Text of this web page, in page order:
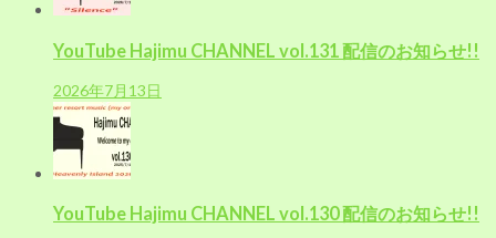
YouTube Hajimu CHANNEL vol.131 配信のお知らせ!!
2026年7月13日
YouTube Hajimu CHANNEL vol.130 配信のお知らせ!!